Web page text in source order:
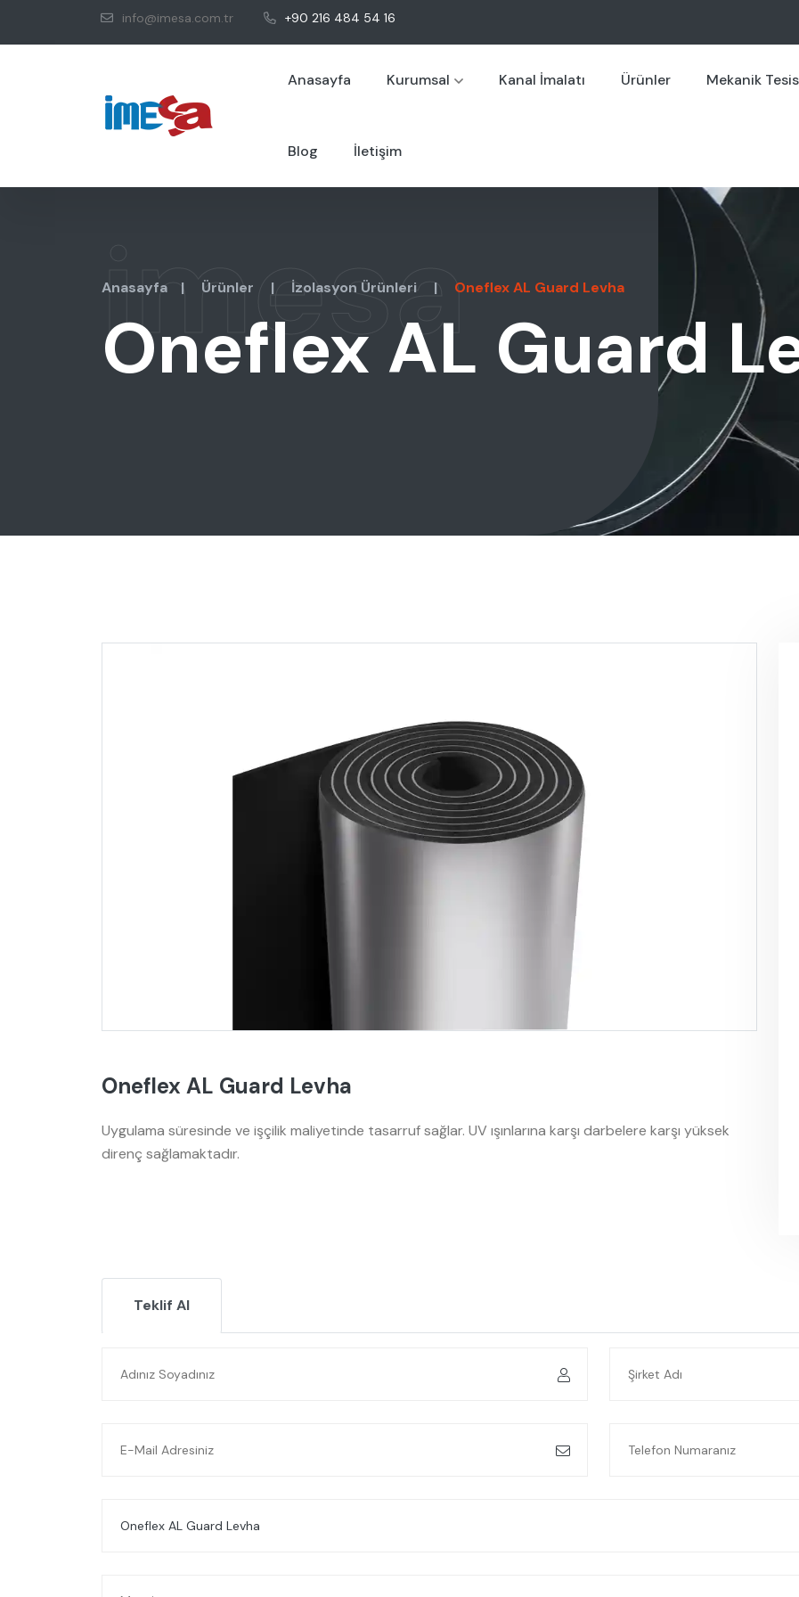
info@imesa.com.tr +90 216 484 54 16
Anasayfa Kurumsal Kanal İmalatı Ürünler Mekanik
Blog İletişim
imesa
Anasayfa | Ürünler | İzolasyon Ürünleri | Oneflex AL Guard Levha
Oneflex AL Guard
Oneflex AL Guard Levha
Uygulama süresinde ve işçilik maliyetinde tasarruf sağlar. UV ışınlarına karşı darbelere karşı yüksek
direnç sağlamaktadır.
Teklif Al